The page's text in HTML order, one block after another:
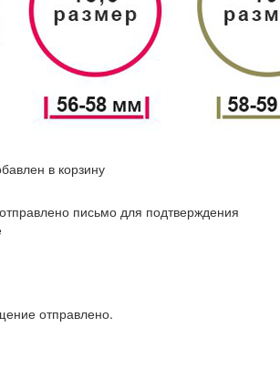
в корзину
письмо для подтверждения
отправлено.